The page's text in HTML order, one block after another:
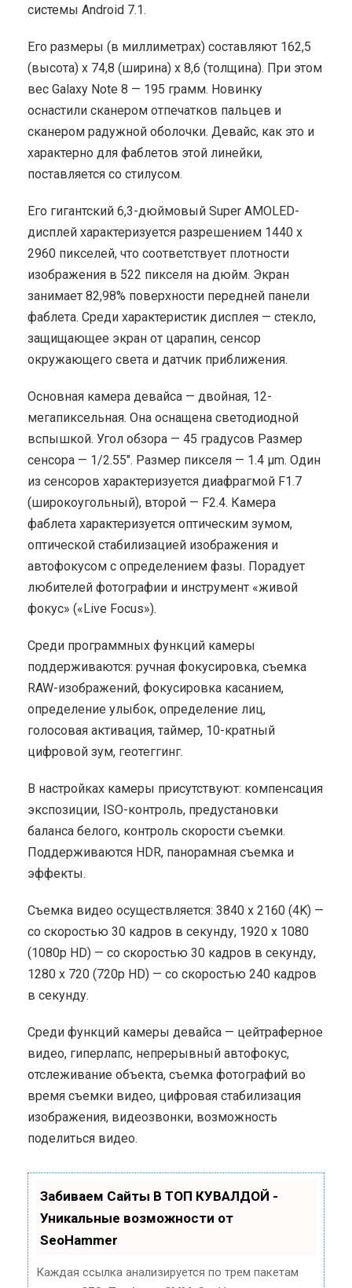
системы Android 7.1.
Его размеры (в миллиметрах) составляют 162,5
(высота) x 74,8 (ширина) x 8,6 (толщина). При этом
вес Galaxy Note 8 — 195 грамм. Новинку
оснастили сканером отпечатков пальцев и
сканером радужной оболочки. Девайс, как это и
характерно для фаблетов этой линейки,
поставляется со стилусом.
Его гигантский 6,3-дюймовый Super AMOLED-
дисплей характеризуется разрешением 1440 x
2960 пикселей, что соответствует плотности
изображения в 522 пикселя на дюйм. Экран
занимает 82,98% поверхности передней панели
фаблета. Среди характеристик дисплея — стекло,
защищающее экран от царапин, сенсор
окружающего света и датчик приближения.
Основная камера девайса — двойная, 12-
мегапиксельная. Она оснащена светодиодной
вспышкой. Угол обзора — 45 градусов Размер
сенсора — 1/2.55″. Размер пикселя — 1.4 μm. Один
из сенсоров характеризуется диафрагмой F1.7
(широкоугольный), второй — F2.4. Камера
фаблета характеризуется оптическим зумом,
оптической стабилизацией изображения и
автофокусом с определением фазы. Порадует
любителей фотографии и инструмент «живой
фокус» («Live Focus»).
Среди программных функций камеры
поддерживаются: ручная фокусировка, съемка
RAW-изображений, фокусировка касанием,
определение улыбок, определение лиц,
голосовая активация, таймер, 10-кратный
цифровой зум, геотеггинг.
В настройках камеры присутствуют: компенсация
экспозиции, ISO-контроль, предустановки
баланса белого, контроль скорости съемки.
Поддерживаются HDR, панорамная съемка и
эффекты.
Съемка видео осуществляется: 3840 x 2160 (4K) —
со скоростью 30 кадров в секунду, 1920 x 1080
(1080p HD) — со скоростью 30 кадров в секунду,
1280 x 720 (720p HD) — со скоростью 240 кадров
в секунду.
Среди функций камеры девайса — цейтраферное
видео, гиперлапс, непрерывный автофокус,
отслеживание объекта, съемка фотографий во
время съемки видео, цифровая стабилизация
изображения, видеозвонки, возможность
поделиться видео.
Забиваем Сайты В ТОП КУВАЛДОЙ -
Уникальные возможности от
SeoHammer
Каждая ссылка анализируется по трем пакетам